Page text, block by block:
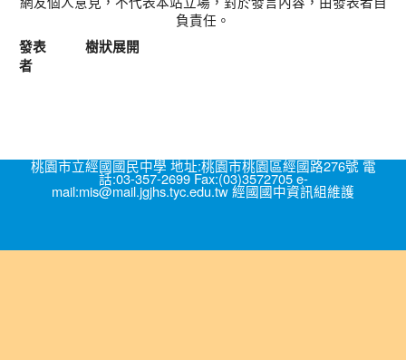
負責任。
發表
者
樹狀展開
桃園市立經國國民中學 地址:桃園市桃園區經國路276號 電
話:03-357-2699 Fax:(03)3572705 e-
mail:mis@mail.jgjhs.tyc.edu.tw 經國國中資訊組維護